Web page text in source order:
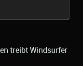
treibt Windsurfer